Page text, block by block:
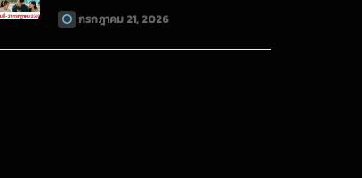
กรกฎาคม 21, 2026